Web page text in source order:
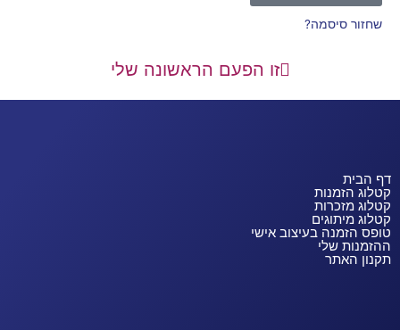
זו הפעם הראשונה שלי
שחזור סיסמה?
דף הבית
קטלוג הזמנות
קטלוג מזכרות
קטלוג מיתוגים
טופס הזמנה בעיצוב אישי
ההזמנות שלי
תקנון האתר